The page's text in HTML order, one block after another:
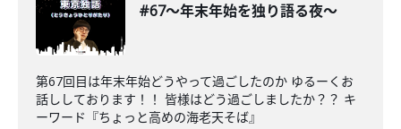
#67〜年末年始を独り語る夜〜
第67回目は年末年始どうやって過ごしたのか ゆるーくお
話ししております！！ 皆様はどう過ごしましたか？？ キ
ーワード『ちょっと高めの海老天そば』